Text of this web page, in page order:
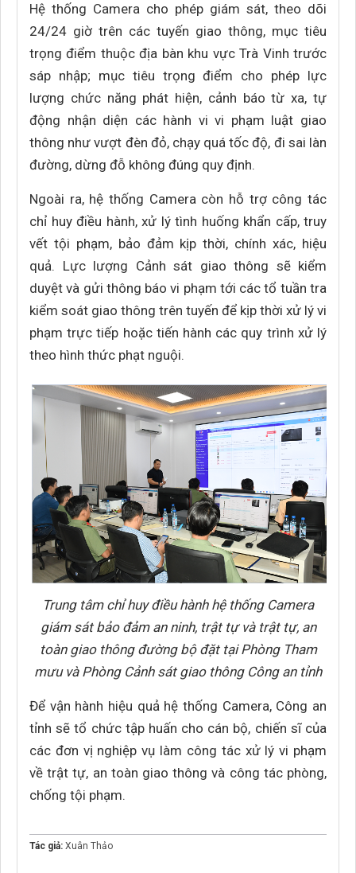
Hệ thống Camera cho phép giám sát, theo dõi
24/24 giờ trên các tuyến giao thông, mục tiêu
trọng điểm thuộc địa bàn khu vực Trà Vinh trước
sáp nhập; mục tiêu trọng điểm cho phép lực
lượng chức năng phát hiện, cảnh báo từ xa, tự
động nhận diện các hành vi vi phạm luật giao
thông như vượt đèn đỏ, chạy quá tốc độ, đi sai làn
đường, dừng đỗ không đúng quy định.
Ngoài ra, hệ thống Camera còn hỗ trợ công tác
chỉ huy điều hành, xử lý tình huống khẩn cấp, truy
vết tội phạm, bảo đảm kịp thời, chính xác, hiệu
quả. Lực lượng Cảnh sát giao thông sẽ kiểm
duyệt và gửi thông báo vi phạm tới các tổ tuần tra
kiểm soát giao thông trên tuyến để kịp thời xử lý vi
phạm trực tiếp hoặc tiến hành các quy trình xử lý
theo hình thức phạt nguội.
Trung tâm chỉ huy điều hành hệ thống Camera
giám sát bảo đảm an ninh, trật tự và trật tự, an
toàn giao thông đường bộ đặt tại Phòng Tham
mưu và Phòng Cảnh sát giao thông Công an tỉnh
Để vận hành hiệu quả hệ thống Camera, Công an
tỉnh sẽ tổ chức tập huấn cho cán bộ, chiến sĩ của
các đơn vị nghiệp vụ làm công tác xử lý vi phạm
về trật tự, an toàn giao thông và công tác phòng,
chống tội phạm.
Tác giả: Xuân Thảo